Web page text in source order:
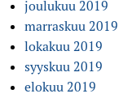
joulukuu 2019
marraskuu 2019
lokakuu 2019
syyskuu 2019
elokuu 2019